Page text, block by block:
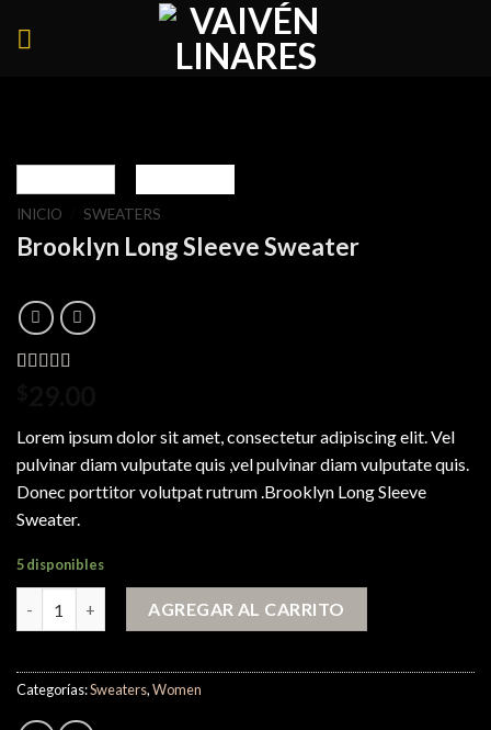
INICIO SWEATERS
Brooklyn Long Sleeve Sweater
basado en
puntuaciones
de
clientes
Lorem ipsum dolor sit amet, consectetur adipiscing elit. Vel
pulvinar diam vulputate quis ,vel pulvinar diam vulputate quis.
Donec porttitor volutpat rutrum .Brooklyn Long Sleeve
Sweater.
5 disponibles
AGREGAR AL CARRITO
Categorías:Sweaters,Women